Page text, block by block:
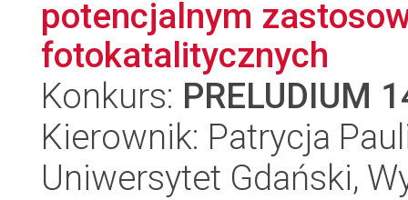
potencjalnym
fotokatalitycznych
Konkurs: PRELUDIUM
Kierownik: Patrycja
Uniwersytet Gdański,